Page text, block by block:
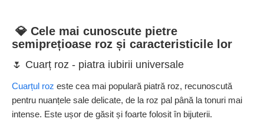
💎 Cele mai cunoscute pietre
semiprețioase roz și caracteristicile lor
🌷 Cuarț roz - piatra iubirii universale
Cuarțul roz este cea mai populară piatră roz, recunoscută
pentru nuanțele sale delicate, de la roz pal până la tonuri mai
intense. Este ușor de găsit și foarte folosit în bijuterii.